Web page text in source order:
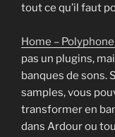
tout ce qu’il faut
Home –
pas un plugins,
banques de sons.
samples, vous
transformer en
dans Ardour ou